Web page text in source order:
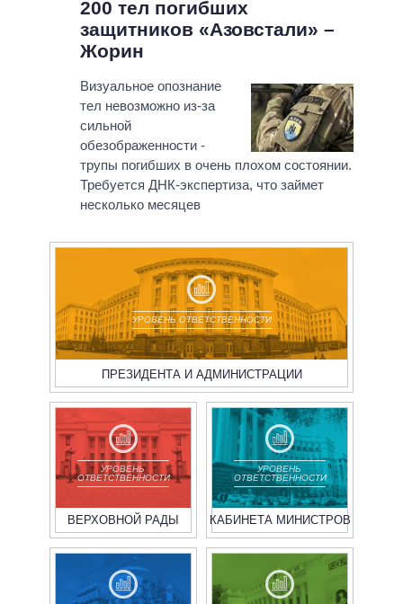
200 тел погибших
защитников «Азовстали» –
Жорин
Визуальное опознание
тел невозможно из-за
сильной
обезображенности -
трупы погибших в очень плохом состоянии.
Требуется ДНК-экспертиза, что займет
несколько месяцев
УРОВЕНЬ ОТВЕТСТВЕННОСТИ
ПРЕЗИДЕНТА И АДМИНИСТРАЦИИ
УРОВЕНЬ
ОТВЕТСТВЕННОСТИ
ВЕРХОВНОЙ РАДЫ
УРОВЕНЬ
ОТВЕТСТВЕННОСТИ
КАБИНЕТА МИНИСТРОВ